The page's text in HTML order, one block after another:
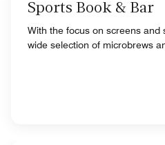
Sports Book & Bar
With the focus on screens and
wide selection of microbrews